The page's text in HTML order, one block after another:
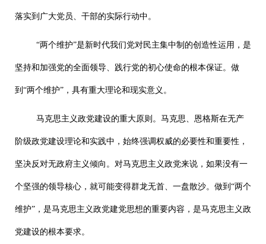
落实到广大党员、干部的实际行动中。
“两个维护”是新时代我们党对民主集中制的创造性运用，是
坚持和加强党的全面领导、践行党的初心使命的根本保证。做
到“两个维护”，具有重大理论和现实意义。
马克思主义政党建设的重大原则。马克思、恩格斯在无产
阶级政党建设理论和实践中，始终强调权威的必要性和重要性，
坚决反对无政府主义倾向。对马克思主义政党来说，如果没有一
个坚强的领导核心，就可能变得群龙无首、一盘散沙。做到“两个
维护”，是马克思主义政党建党思想的重要内容，是马克思主义政
党建设的根本要求。